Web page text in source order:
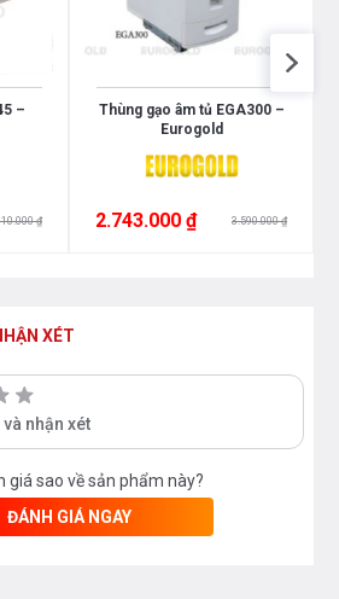
–
₫
Thùng gạo âm tủ EGA300 –
Eurogold
2.743.000 ₫ 3.590.000 ₫
XÉT
nhận xét
giá sao về sản phẩm này?
ĐÁNH GIÁ NGAY